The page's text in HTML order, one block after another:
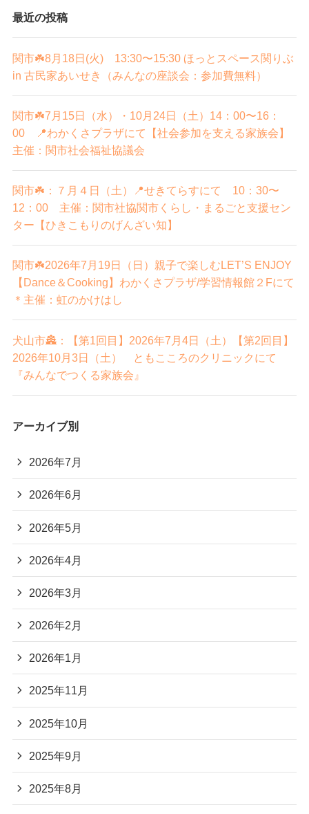
最近の投稿
関市☘️8月18日(火) 13:30〜15:30 ほっとスペース関りぶ
in 古民家あいせき（みんなの座談会：参加費無料）
関市☘️7月15日（水）・10月24日（土）14：00〜16：
00 📍わかくさプラザにて【社会参加を支える家族会】
主催：関市社会福祉協議会
関市☘️：７月４日（土）📍せきてらすにて 10：30〜
12：00 主催：関市社協関市くらし・まるごと支援セン
ター【ひきこもりのげんざい知】
関市☘️2026年7月19日（日）親子で楽しむLET’S ENJOY
【Dance＆Cooking】わかくさプラザ/学習情報館２Fにて
＊主催：虹のかけはし
犬山市🏯：【第1回目】2026年7月4日（土）【第2回目】
2026年10月3日（土） ともこころのクリニックにて
『みんなでつくる家族会』
アーカイブ別
2026年7月
2026年6月
2026年5月
2026年4月
2026年3月
2026年2月
2026年1月
2025年11月
2025年10月
2025年9月
2025年8月